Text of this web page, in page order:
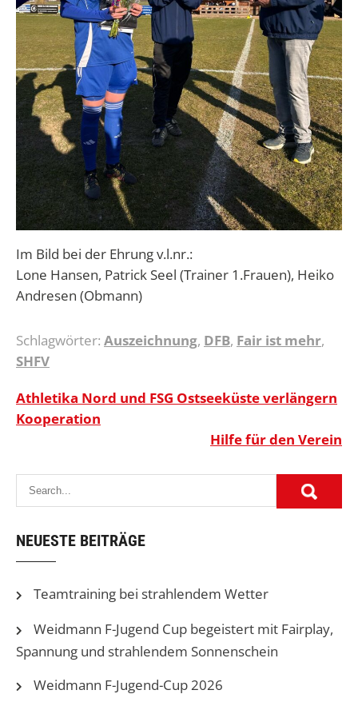
Im Bild bei der Ehrung v.l.nr.:
Lone Hansen, Patrick Seel (Trainer 1.Frauen), Heiko
Andresen (Obmann)
Schlagwörter: Auszeichnung, DFB, Fair ist mehr,
SHFV
Beitragsnavigation
Athletika Nord und FSG Ostseeküste verlängern
Kooperation
Hilfe für den Verein
NEUESTE BEITRÄGE
Teamtraining bei strahlendem Wetter
Weidmann F-Jugend Cup begeistert mit Fairplay,
Spannung und strahlendem Sonnenschein
Weidmann F-Jugend-Cup 2026